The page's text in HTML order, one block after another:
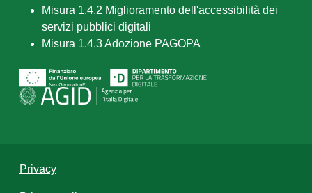
Misura 1.4.2 Miglioramento dell'accessibilità dei
servizi pubblici digitali
Misura 1.4.3 Adozione PAGOPA
Privacy